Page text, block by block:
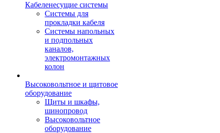
Кабеленесущие системы
Системы для
прокладки кабеля
Системы напольных
и подпольных
каналов,
электромонтажных
колон
Высоковольтное и щитовое
оборудование
Щиты и шкафы,
шинопровод
Высоковольтное
оборудование